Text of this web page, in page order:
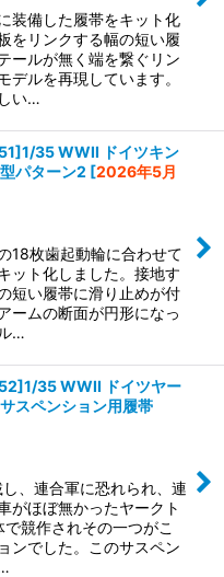
装備した履帯をキット化
をリンクする幅の短い履
ールが無く端を繋ぐリン
デルを再現しています。
い…
35 WWII ドイツキン
パターン2 [2026年5月
18枚歯起動輪に合わせて
ット化しました。接地す
短い履帯に滑り止めが付
ームの断面が円形になっ
…
35 WWII ドイツヤー
スペンション用履帯
、連合軍に恐れられ、連
がほぼ無かったヤークト
競作されその一つがこ
ンでした。このサスペン